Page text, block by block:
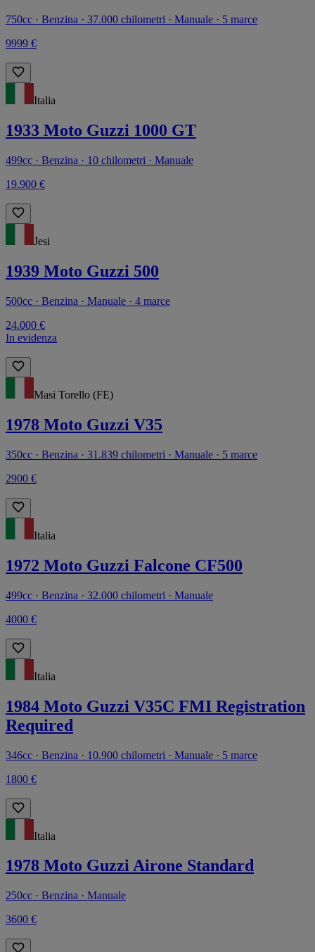
750cc · Benzina · 37.000 chilometri · Manuale · 5 marce
9999 €
Italia
1933 Moto Guzzi 1000 GT
499cc · Benzina · 10 chilometri · Manuale
19.900 €
Jesi
1939 Moto Guzzi 500
500cc · Benzina · Manuale · 4 marce
24.000 €
In evidenza
Masi Torello (FE)
1978 Moto Guzzi V35
350cc · Benzina · 31.839 chilometri · Manuale · 5 marce
2900 €
Italia
1972 Moto Guzzi Falcone CF500
499cc · Benzina · 32.000 chilometri · Manuale
4000 €
Italia
1984 Moto Guzzi V35C FMI Registration
Required
346cc · Benzina · 10.900 chilometri · Manuale · 5 marce
1800 €
Italia
1978 Moto Guzzi Airone Standard
250cc · Benzina · Manuale
3600 €